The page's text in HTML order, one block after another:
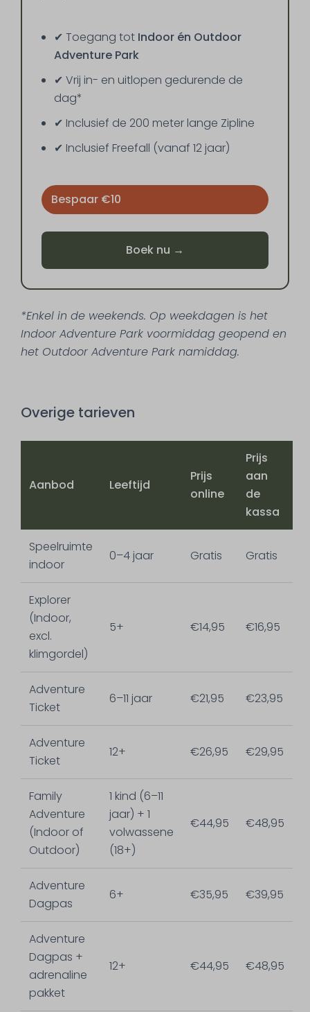
✔ Toegang tot Indoor én Outdoor
Adventure Park
✔ Vrij in- en uitlopen gedurende de
dag*
✔ Inclusief de 200 meter lange Zipline
✔ Inclusief Freefall (vanaf 12 jaar)
Bespaar €10
Boek nu →
*Enkel in de weekends. Op weekdagen is het
Indoor Adventure Park voormiddag geopend en
het Outdoor Adventure Park namiddag.
Overige tarieven
Aanbod Leeftijd
Prijs
online
Prijs
aan
de
kassa
Speelruimte
indoor
0–4 jaar Gratis Gratis
Explorer
(Indoor,
excl.
klimgordel)
5+ €14,95 €16,95
Adventure
Ticket
6–11 jaar €21,95 €23,95
Adventure
Ticket
12+ €26,95 €29,95
Family
Adventure
(Indoor of
Outdoor)
1 kind (6–11
jaar) + 1
volwassene
(18+)
€44,95 €48,95
Adventure
Dagpas
6+ €35,95 €39,95
Adventure
Dagpas +
adrenaline
pakket
12+ €44,95 €48,95